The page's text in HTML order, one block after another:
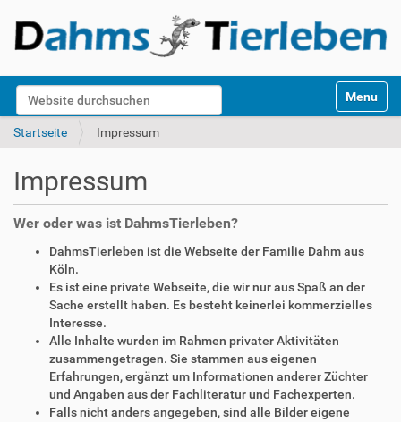
Website durchsuchen
k
Toggle
Startseite Impressum
Impressum
Wer oder was ist DahmsTierleben?
DahmsTierleben ist die Webseite der Familie Dahm aus
Köln.
Es ist eine private Webseite, die wir nur aus Spaß an der
Sache erstellt haben. Es besteht keinerlei kommerzielles
Interesse.
Alle Inhalte wurden im Rahmen privater Aktivitäten
zusammengetragen. Sie stammen aus eigenen
Erfahrungen, ergänzt um Informationen anderer Züchter
und Angaben aus der Fachliteratur und Fachexperten.
Falls nicht anders angegeben, sind alle Bilder eigene